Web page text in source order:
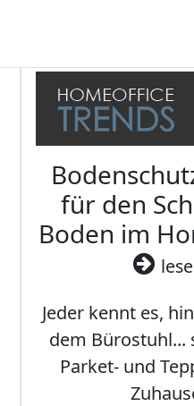
für den
Boden im
Jeder kennt es,
dem Bürostuhl...
Parket- und